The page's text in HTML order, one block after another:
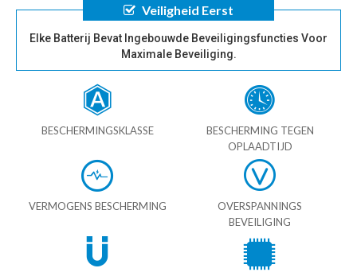
Veiligheid Eerst
Elke Batterij Bevat Ingebouwde Beveiligingsfuncties Voor
Maximale Beveiliging.
BESCHERMINGSKLASSE
BESCHERMING TEGEN
OPLAADTIJD
VERMOGENS BESCHERMING
OVERSPANNINGS
BEVEILIGING